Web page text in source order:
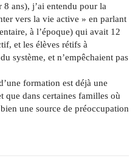
8 ans), j’ai entendu pour la
vers la vie active » en parlant
à l’époque) qui avait 12
et les élèves rétifs à
système, et n’empêchaient pas
formation est déjà une
que dans certaines familles où
une source de préoccupation